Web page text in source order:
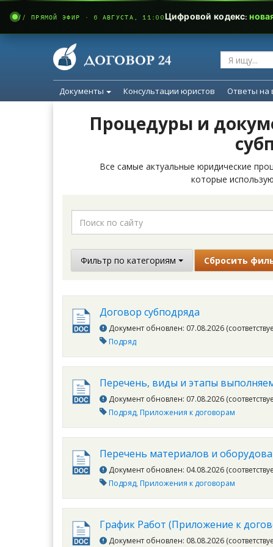
Документы Консультации юристов Ответы на
Процедуры и
Все самые актуальные юридические
которые
Фильтр по категориям Сбросить
Договор субподряда
Документ обновлен: 07.08.2026
Подряд
Перечень, виды и этапы
Документ обновлен: 07.08.2026
Подряд Приложения к договорам
Перечень материалов и
Документ обновлен: 04.08.2026
Подряд Приложения к договорам
График Работ (Приложение к
Документ обновлен: 08.08.2026
// ПРЯМОЙ ЭФИР · 6 АВГУСТА, 11:00Цифровой кодекс: